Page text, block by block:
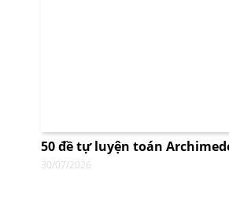
50 đề tự luyện toán
30/07/2026